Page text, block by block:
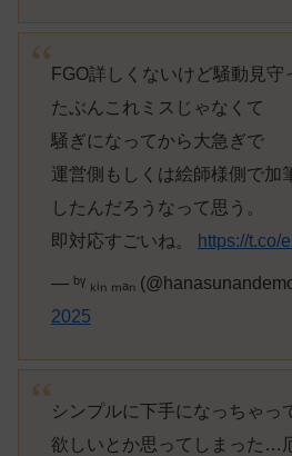
FGO詳しくないけど騒動見守
たぶんこれミスじゃなくて
騒ぎになってから大急ぎで
運営側もしくは絵師様側で加
したんだろうなって思う。
即対応すごいね。
https://t.co/
— ᵇᵞ ₖᵢₙ ₘₐₙ
2025
シンプルに下手になっちゃっ
欲しいとか思ってしまった…